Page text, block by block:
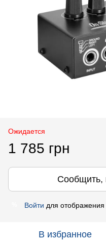
Ожидается
1 785 грн
Сообщить,
Войти для отображения
В избранное